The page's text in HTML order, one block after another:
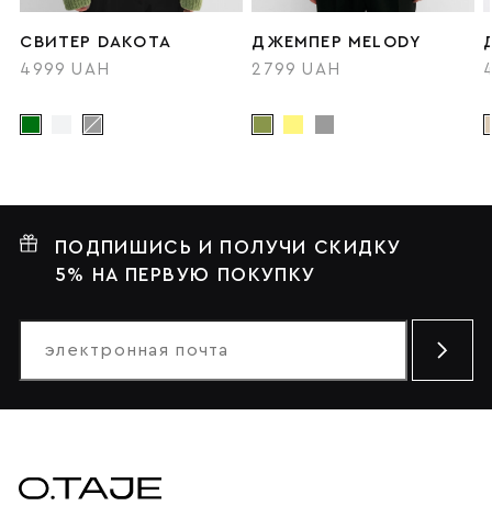
СВИТЕР DAKOTA
4999 UAH
ДЖЕМПЕР MELODY
2799 UAH
ПОДПИШИСЬ И ПОЛУЧИ СКИДКУ
5% НА ПЕРВУЮ ПОКУПКУ